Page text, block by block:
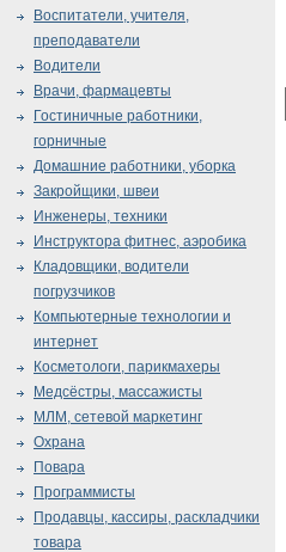
Воспитатели, учителя,
преподаватели
Водители
Врачи, фармацевты
Гостиничные работники,
горничные
Домашние работники, уборка
Закройщики, швеи
Инженеры, техники
Инструктора фитнес, аэробика
Кладовщики, водители
погрузчиков
Компьютерные технологии и
интернет
Косметологи, парикмахеры
Медсёстры, массажисты
МЛМ, сетевой маркетинг
Охрана
Повара
Программисты
Продавцы, кассиры, раскладчики
товара